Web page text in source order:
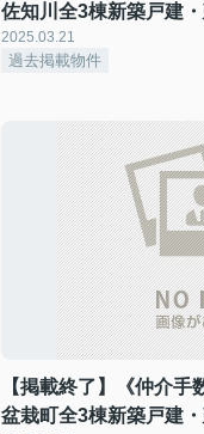
佐知川全3棟新築戸建
2025.03.21
過去掲載物件
【掲載終了】《仲介
盆栽町全3棟新築戸建